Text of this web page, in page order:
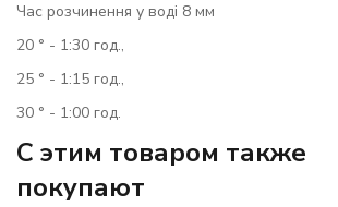
Час розчинення у воді 8 мм
20 ° - 1:30 год.,
25 ° - 1:15 год.,
30 ° - 1:00 год.
C этим товаром также
покупают